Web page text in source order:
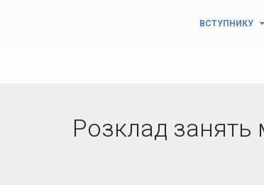
ВСТУПНИКУ
Розклад занять